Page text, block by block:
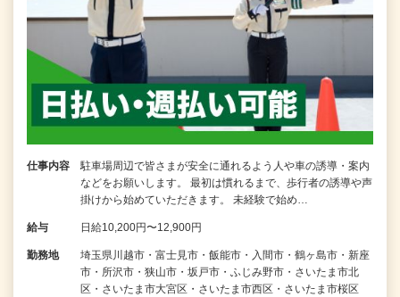
仕事内容
駐車場周辺で皆さまが安全に通れるよう人や車の誘導・案内
などをお願いします。 最初は慣れるまで、歩行者の誘導や声
掛けから始めていただきます。 未経験で始め…
給与 日給10,200円〜12,900円
勤務地
埼玉県川越市・富士見市・飯能市・入間市・鶴ヶ島市・新座
市・所沢市・狭山市・坂戸市・ふじみ野市・さいたま市北
区・さいたま市大宮区・さいたま市西区・さいたま市桜区